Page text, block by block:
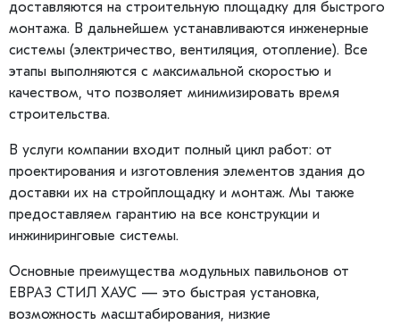
доставляются на строительную площадку для быстрого
монтажа. В дальнейшем устанавливаются инженерные
системы (электричество, вентиляция, отопление). Все
этапы выполняются с максимальной скоростью и
качеством, что позволяет минимизировать время
строительства.
В услуги компании входит полный цикл работ: от
проектирования и изготовления элементов здания до
доставки их на стройплощадку и монтаж. Мы также
предоставляем гарантию на все конструкции и
инжиниринговые системы.
Основные преимущества модульных павильонов от
ЕВРАЗ СТИЛ ХАУС — это быстрая установка,
возможность масштабирования, низкие